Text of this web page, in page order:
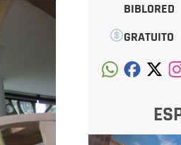
BIBLORED
GRATUITO